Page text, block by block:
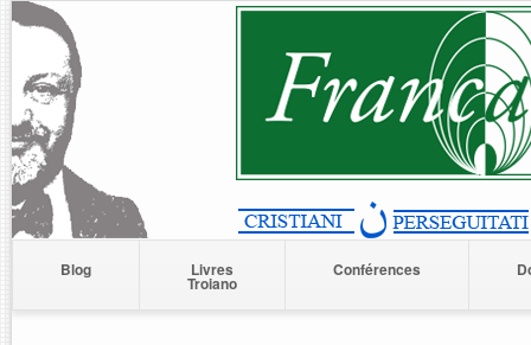
Blog Livres
Troiano
Conférences